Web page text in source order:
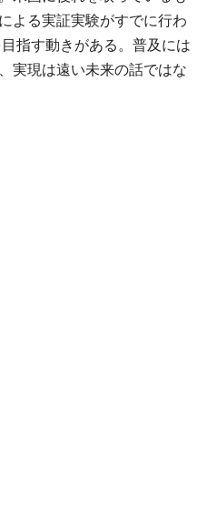
よる実証実験がすでに行わ
指す動きがある。普及には
実現は遠い未来の話ではな